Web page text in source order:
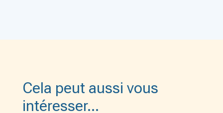
Cela peut aussi vous
intéresser…